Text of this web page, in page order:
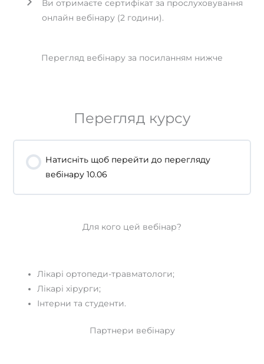
Ви отримаєте сертифікат за прослуховування
онлайн вебінару (2 години).
Перегляд вебінару за посиланням нижче
Перегляд курсу
Натисніть щоб перейти до перегляду
вебінару 10.06
Для кого цей вебінар?
Лікарі ортопеди-травматологи;
Лікарі хірурги;
Інтерни та студенти.
Партнери вебінару